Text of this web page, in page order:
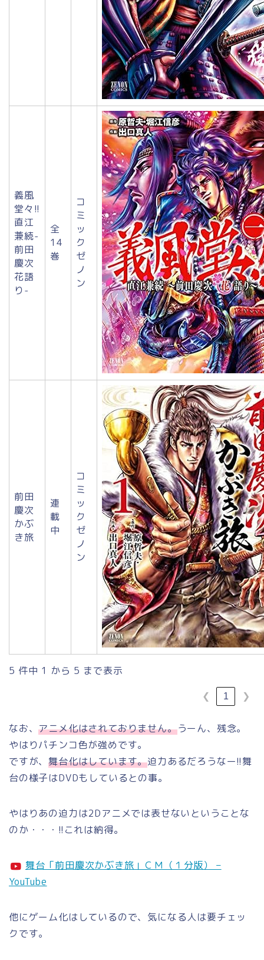
義風
堂々!!
直江
兼続-
前田
慶次
花語
り-
全
14
巻
コ
ミ
ッ
ク
ゼ
ノ
ン
前田
慶次
かぶ
き旅
連
載
中
コ
ミ
ッ
ク
ゼ
ノ
ン
5 件中 1 から 5 まで表示
❮ 1 ❯
なお、アニメ化はされておりません。うーん、残念。
やはりパチンコ色が強めです。
ですが、舞台化はしています。迫力あるだろうなー!!舞
台の様子はDVDもしているとの事。
やはりあの迫力は2Dアニメでは表せないということな
のか・・・!!これは納得。
舞台「前田慶次かぶき旅」ＣＭ（１分版） –
YouTube
他にゲーム化はしているので、気になる人は要チェッ
クです。